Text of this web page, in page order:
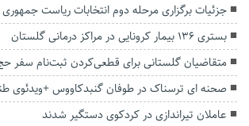
جزئیات برگزاری مرحله دوم انتخابات ریاست
بستری ۱۳۶ بیمار کرونایی در مراکز درمانی گلستان
متقاضیان گلستانی برای قطعی‌کردن ثبت‌نام سفر
صحنه ای ترسناک در طوفان گنبدکاووس +ویدئوی
عاملان تیراندازی در کردکوی دستگیر شدند